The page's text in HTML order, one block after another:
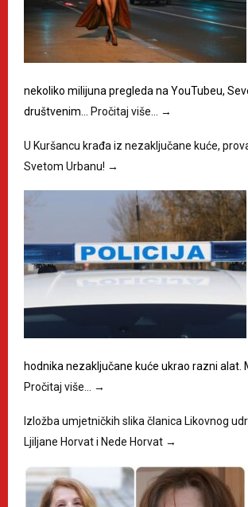
nekoliko milijuna pregleda na YouTubeu,
društvenim… Pročitaj više… →
U Kuršancu krađa iz nezaključane kuće,
Svetom Urbanu! →
hodnika nezaključane kuće ukrao razni alat.
Pročitaj više…
→
Izložba umjetničkih slika članica Likovnog
Ljiljane Horvat i Nede Horvat →